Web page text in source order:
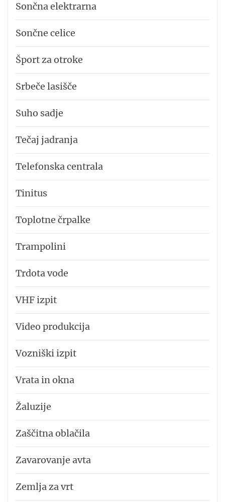
Sončna elektrarna
Sončne celice
Šport za otroke
Srbeče lasišče
Suho sadje
Tečaj jadranja
Telefonska centrala
Tinitus
Toplotne črpalke
Trampolini
Trdota vode
VHF izpit
Video produkcija
Vozniški izpit
Vrata in okna
Žaluzije
Zaščitna oblačila
Zavarovanje avta
Zemlja za vrt